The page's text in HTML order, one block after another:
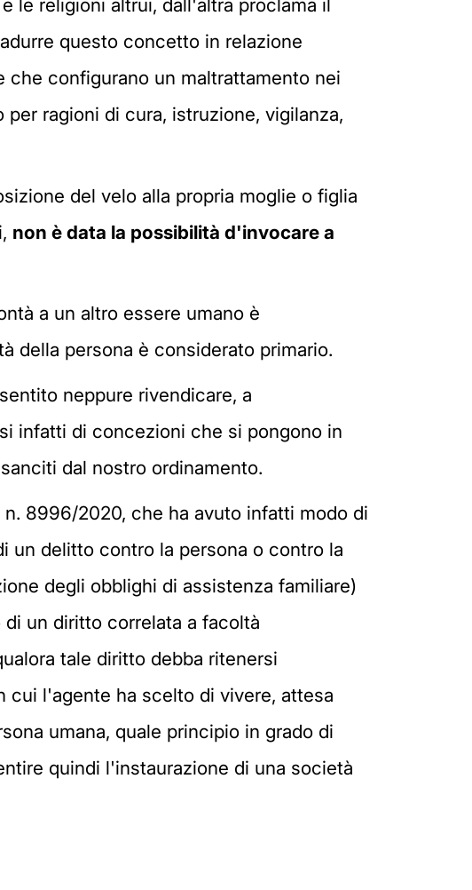
le religioni altrui, dall'altra proclama il
questo concetto in relazione
che configurano un maltrattamento nei
ragioni di cura, istruzione, vigilanza,
del velo alla propria moglie o figlia
non è data la possibilità d'invocare a
a un altro essere umano è
della persona è considerato primario.
neppure rivendicare, a
infatti di concezioni che si pongono in
dal nostro ordinamento.
8996/2020, che ha avuto infatti modo di
un delitto contro la persona o contro la
degli obblighi di assistenza familiare)
un diritto correlata a facoltà
tale diritto debba ritenersi
cui l'agente ha scelto di vivere, attesa
umana, quale principio in grado di
quindi l'instaurazione di una società